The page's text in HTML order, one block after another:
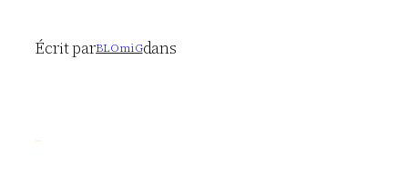
Écrit parBLOmiGdans